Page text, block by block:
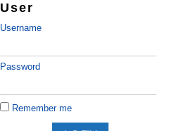
User
Username
Password
Remember me